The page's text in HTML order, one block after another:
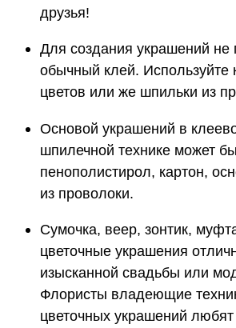
друзья!
Для создания украшений не
обычный клей.
цветов или же шпильки из
Основой украшений в
шпилечной технике может
пенополистирол, картон,
из проволоки.
Сумочка, веер, зонтик,
цветочные украшения
изысканной свадьбы или
Флористы владеющие
цветочных украшений любят